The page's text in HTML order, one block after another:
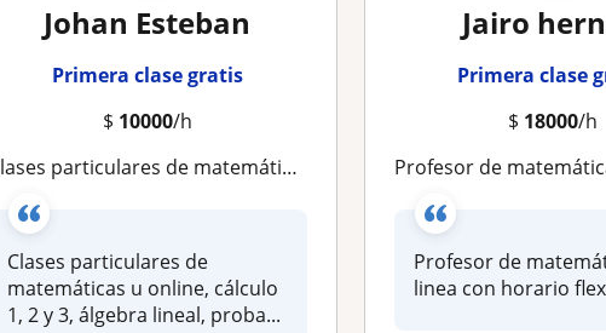
Johan Esteban
Primera clase gratis
$ 10000/h
Clases particulares de matemáticas u online, cálculo 1, 2 y 3, álgebra lineal, probabilidad, estadística,ecuaciones diferenciales
Clases particulares de
matemáticas u online, cálculo
1, 2 y 3, álgebra lineal, proba...
Jairo
Primera clase
$ 18000/h
Profesor de matemáticas en linea
Profesor de
linea con horario